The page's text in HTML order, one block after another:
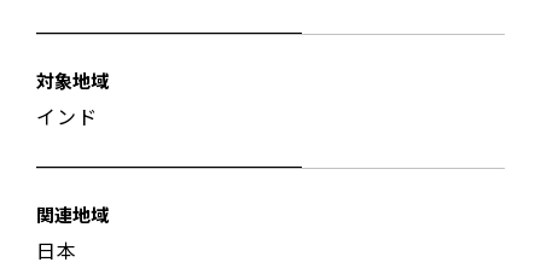
対象地域
インド
関連地域
日本